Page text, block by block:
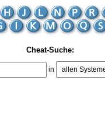
Cheat-Suche:
in